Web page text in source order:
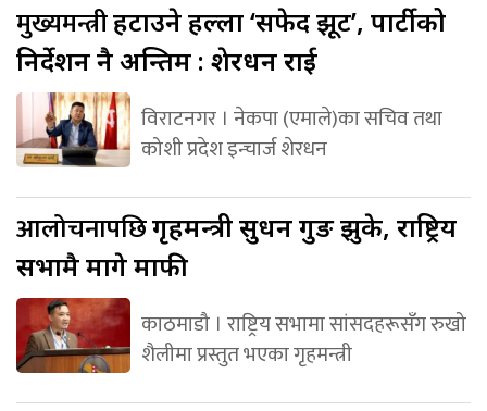
मुख्यमन्त्रीहटाउने हल्ला ‘सफेद झूट’, पार्टीको
निर्देशन नै अन्तिम : शेरधन राई
विराटनगर । नेकपा (एमाले)का सचिव तथा
कोशी प्रदेश इन्चार्ज शेरधन
आलोचनापछिगृहमन्त्री सुधन गुरुङ झुके, राष्ट्रिय
सभामै मागे माफी
काठमाडौ । राष्ट्रिय सभामा सांसदहरूसँग रुखो
शैलीमा प्रस्तुत भएका गृहमन्त्री